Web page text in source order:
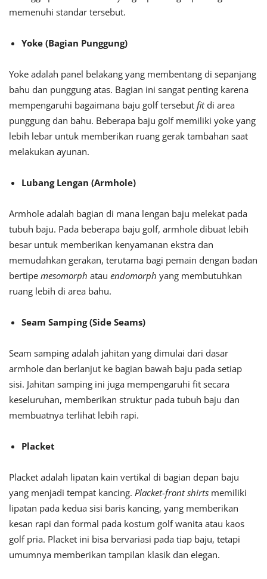
memenuhi standar tersebut.
Yoke (Bagian Punggung)
Yoke adalah panel belakang yang membentang di sepanjang
bahu dan punggung atas. Bagian ini sangat penting karena
mempengaruhi bagaimana baju golf tersebut fitdi area
punggung dan bahu. Beberapa baju golf memiliki yoke yang
lebih lebar untuk memberikan ruang gerak tambahan saat
melakukan ayunan.
Lubang Lengan (Armhole)
Armhole adalah bagian di mana lengan baju melekat pada
tubuh baju. Pada beberapa baju golf, armhole dibuat lebih
besar untuk memberikan kenyamanan ekstra dan
memudahkan gerakan, terutama bagi pemain dengan badan
bertipe mesomorph atau endomorph yang membutuhkan
ruang lebih di area bahu.
Seam Samping (Side Seams)
Seam samping adalah jahitan yang dimulai dari dasar
armhole dan berlanjut ke bagian bawah baju pada setiap
sisi. Jahitan samping ini juga mempengaruhi fit secara
keseluruhan, memberikan struktur pada tubuh baju dan
membuatnya terlihat lebih rapi.
Placket
Placket adalah lipatan kain vertikal di bagian depan baju
yang menjadi tempat kancing. Placket-front shirts memiliki
lipatan pada kedua sisi baris kancing, yang memberikan
kesan rapi dan formal pada kostum golf wanita atau kaos
golf pria. Placket ini bisa bervariasi pada tiap baju, tetapi
umumnya memberikan tampilan klasik dan elegan.